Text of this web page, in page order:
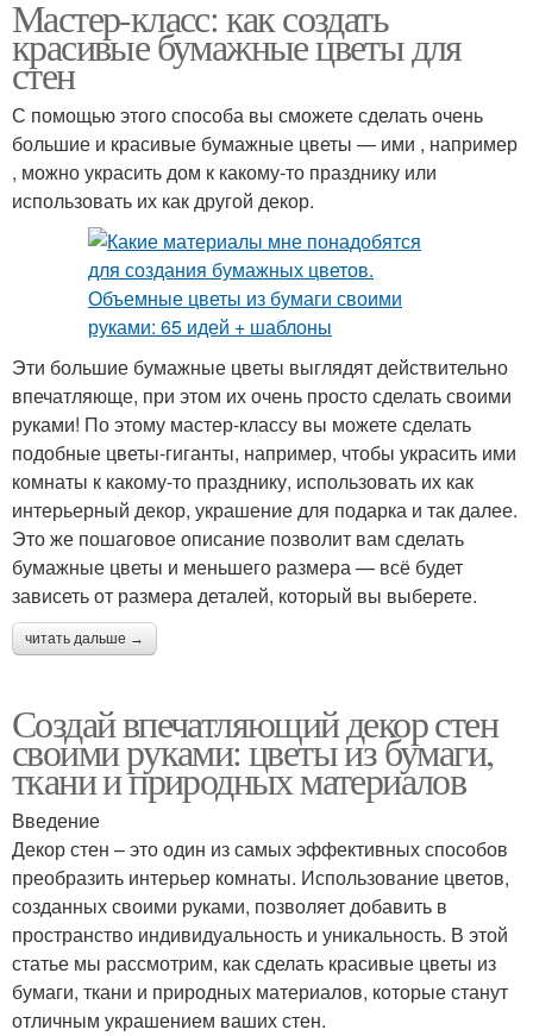
Мастер-класс: как создать
красивые бумажные цветы для
стен
С помощью этого способа вы сможете сделать очень
большие и красивые бумажные цветы — ими , например
, можно украсить дом к какому-то празднику или
использовать их как другой декор.
Эти большие бумажные цветы выглядят действительно
впечатляюще, при этом их очень просто сделать своими
руками! По этому мастер-классу вы можете сделать
подобные цветы-гиганты, например, чтобы украсить ими
комнаты к какому-то празднику, использовать их как
интерьерный декор, украшение для подарка и так далее.
Это же пошаговое описание позволит вам сделать
бумажные цветы и меньшего размера — всё будет
зависеть от размера деталей, который вы выберете.
читать дальше →
Создай впечатляющий декор стен
своими руками: цветы из бумаги,
ткани и природных материалов
Введение
Декор стен – это один из самых эффективных способов
преобразить интерьер комнаты. Использование цветов,
созданных своими руками, позволяет добавить в
пространство индивидуальность и уникальность. В этой
статье мы рассмотрим, как сделать красивые цветы из
бумаги, ткани и природных материалов, которые станут
отличным украшением ваших стен.